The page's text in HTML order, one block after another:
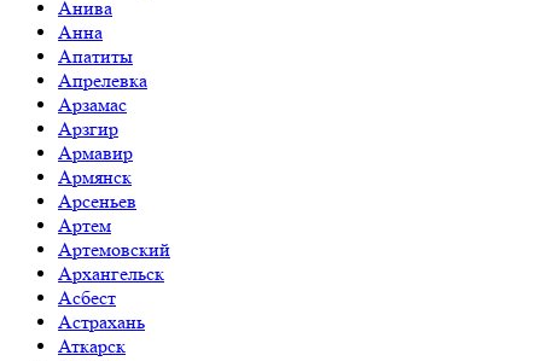
Анива
Анна
Апатиты
Апрелевка
Арзамас
Арзгир
Армавир
Армянск
Арсеньев
Артем
Артемовский
Архангельск
Асбест
Астрахань
Аткарск